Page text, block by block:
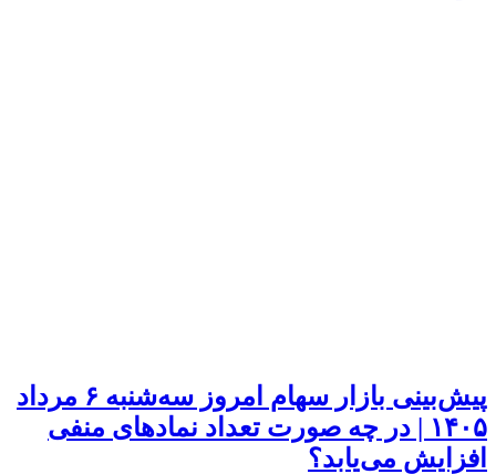
پیش‌بینی بازار سهام امروز سه‌شنبه ۶ مرداد
۱۴۰۵ | در چه صورت تعداد نماد‌های منفی
افزایش می‌یابد؟